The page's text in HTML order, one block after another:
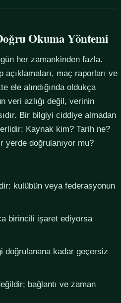
Okuma Yöntemi
her zamankinden fazla.
maç raporları ve
ele alındığında oldukça
veri azlığı değil, verinin
Bir bilgiyi ciddiye almadan
Kaynak kim? Tarih ne?
yerde doğrulanıyor mu?
kulübün veya federasyonun
birincili işaret ediyorsa
doğrulanana kadar geçersiz
bağlantı ve zaman